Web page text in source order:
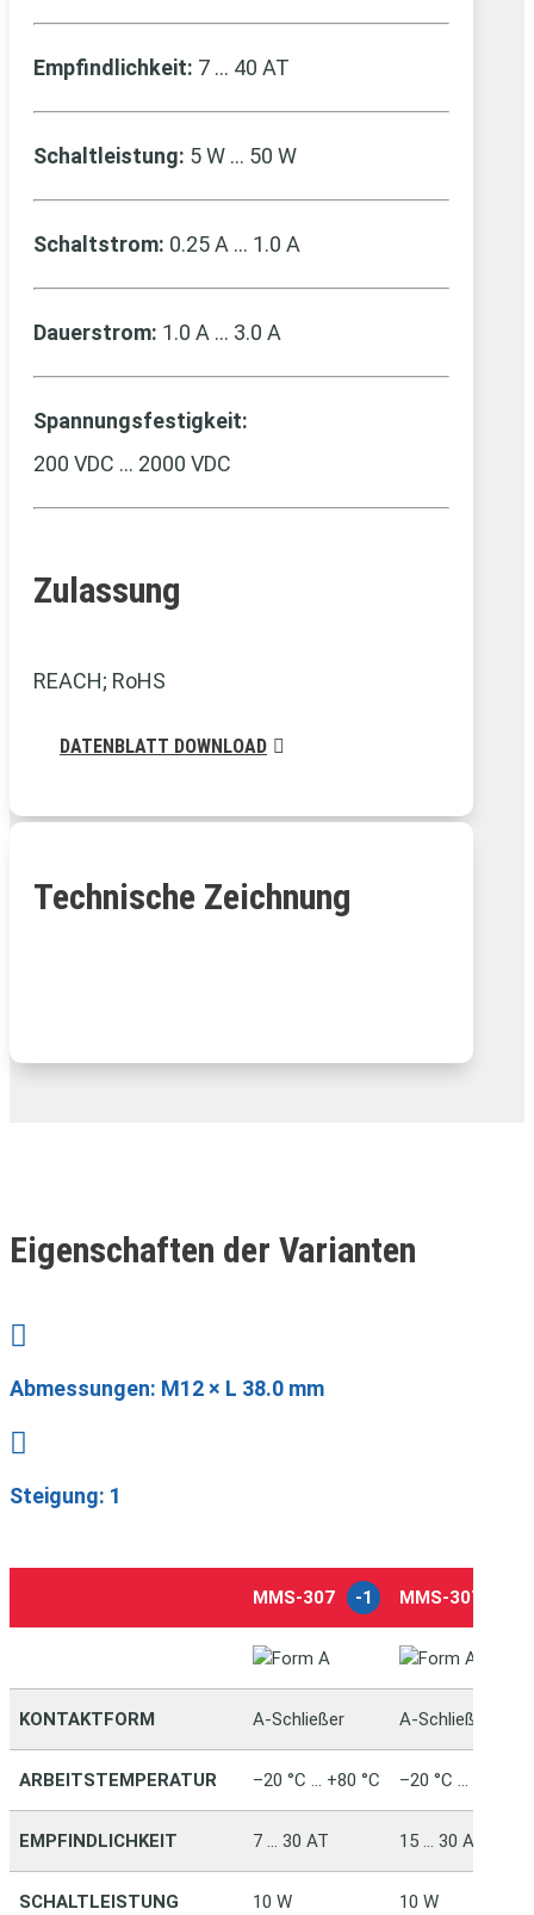
Empfindlichkeit: 7 … 40 AT
Schaltleistung: 5 W … 50 W
Schaltstrom: 0.25 A … 1.0 A
Dauerstrom: 1.0 A … 3.0 A
Spannungsfestigkeit:
200 VDC … 2000 VDC
Zulassung
REACH; RoHS
DATENBLATT DOWNLOAD
Technische Zeichnung
Eigenschaften der Varianten

Abmessungen: M12 × L 38.0 mm

Steigung: 1
MMS-307 -1 MMS-307
KONTAKTFORM A-Schließer A-Schließer
ARBEITSTEMPERATUR –20 °C … +80 °C –20 °C … +80 °C
EMPFINDLICHKEIT 7 … 30 AT 15 … 30 AT
SCHALTLEISTUNG 10 W 10 W